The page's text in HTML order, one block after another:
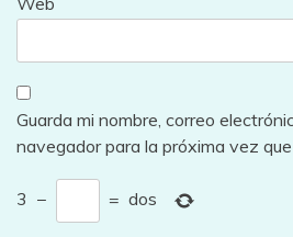
Guarda mi nombre, correo
navegador para la próxima vez
3 − = dos